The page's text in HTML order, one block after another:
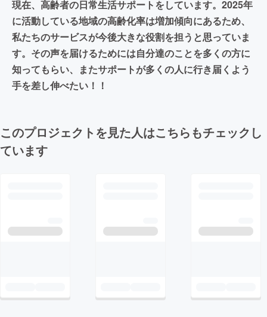
現在、高齢者の日常生活サポートをしています。2025年
に活動している地域の高齢化率は増加傾向にあるため、
私たちのサービスが今後大きな役割を担うと思っていま
す。その声を届けるためには自分達のことを多くの方に
知ってもらい、またサポートが多くの人に行き届くよう
手を差し伸べたい！！
このプロジェクトを見た人はこちらもチェックし
ています